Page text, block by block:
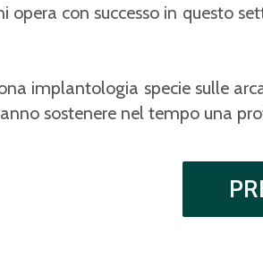
opera con successo in questo
implantologia specie sulle
sostenere nel tempo una